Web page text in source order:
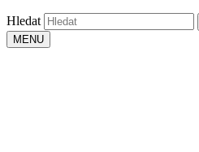
Hledat
MENU